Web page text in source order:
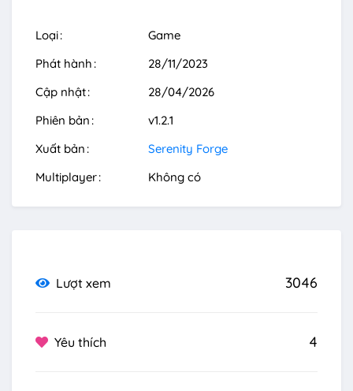
Loại
Game
Phát hành
28/11/2023
Cập nhật
28/04/2026
Phiên bản
v1.2.1
Xuất bản
Serenity Forge
Multiplayer
Không có
Lượt xem 3046
Yêu thích 4